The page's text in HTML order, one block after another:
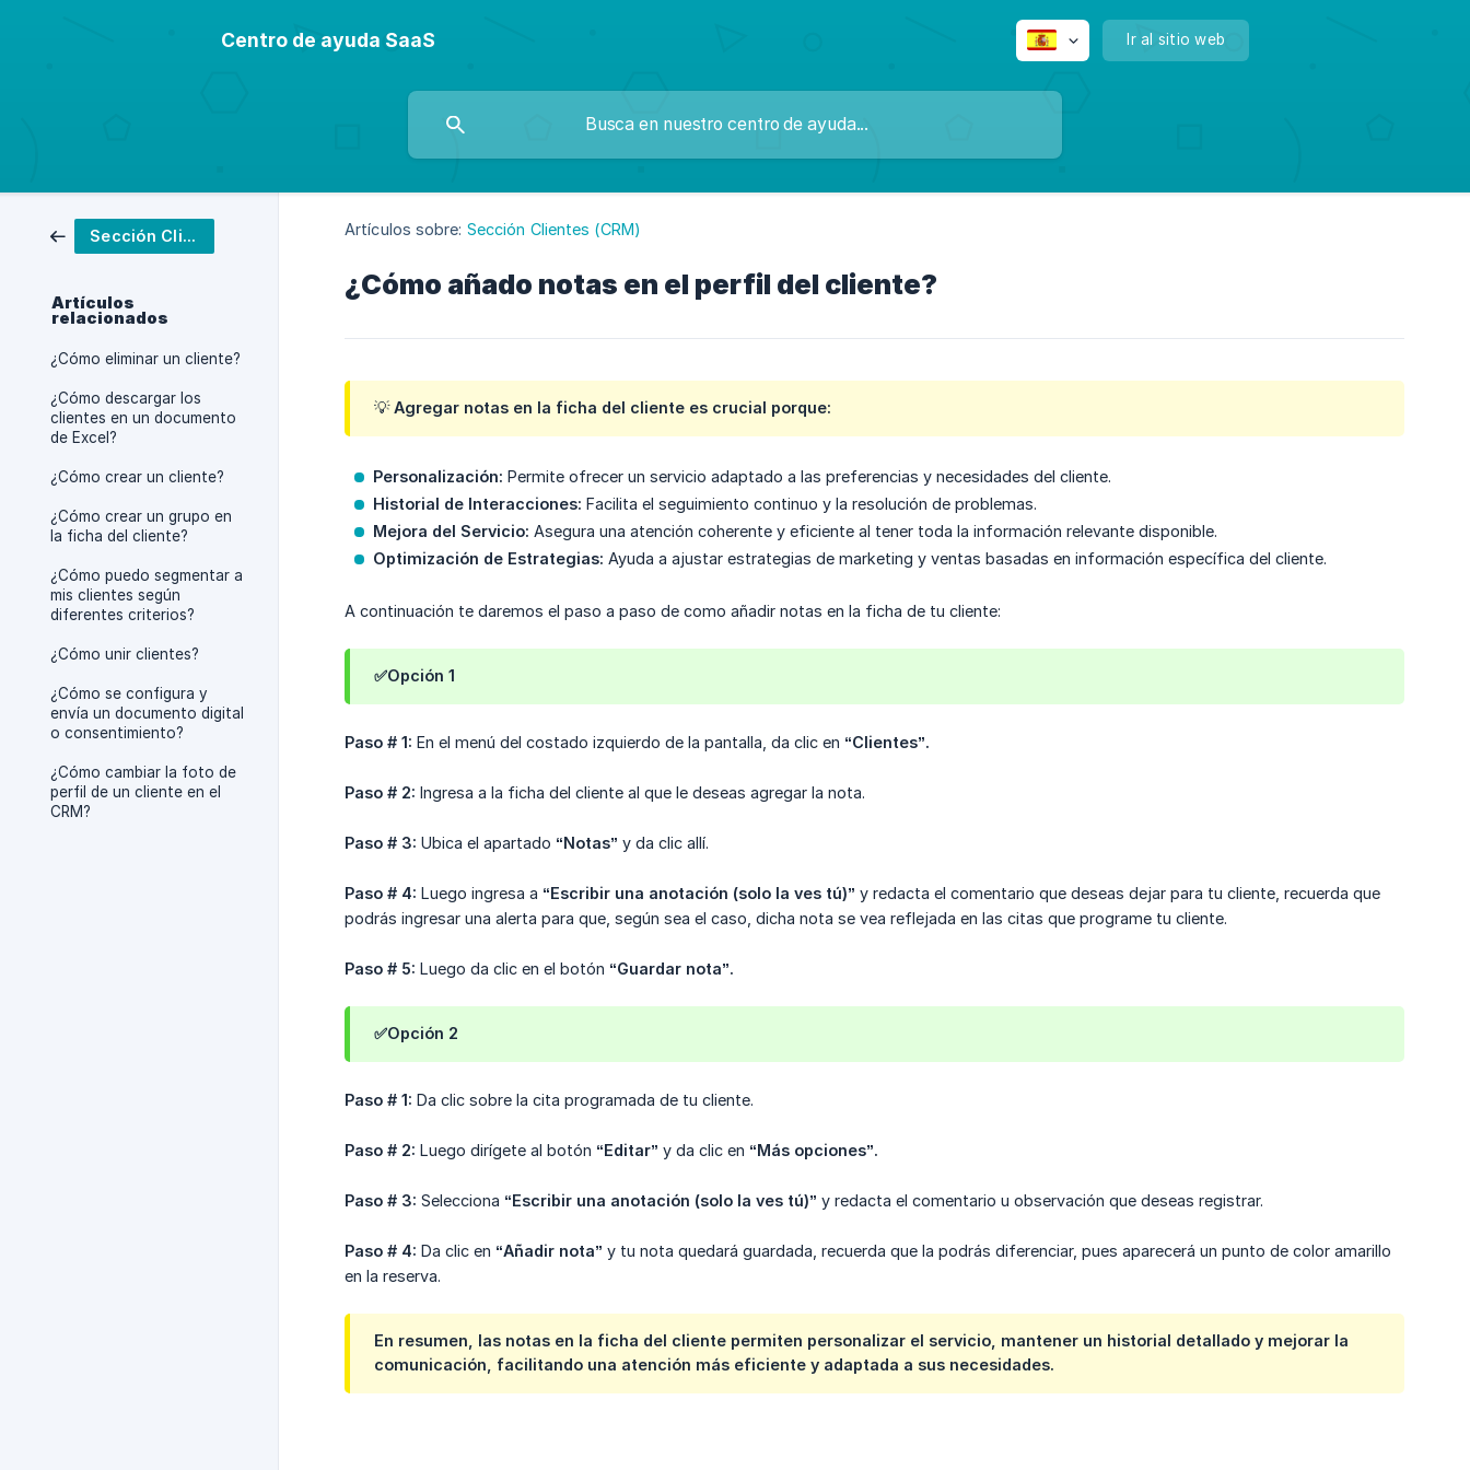
Centro de ayuda SaaS Ir al sitio web
Sección Clientes (CRM)
Artículos
relacionados
¿Cómo eliminar un cliente?
¿Cómo descargar los
clientes en un documento
de Excel?
¿Cómo crear un cliente?
¿Cómo crear un grupo en
la ficha del cliente?
¿Cómo puedo segmentar a
mis clientes según
diferentes criterios?
¿Cómo unir clientes?
¿Cómo se configura y
envía un documento digital
o consentimiento?
¿Cómo cambiar la foto de
perfil de un cliente en el
CRM?
Artículos sobre: Sección Clientes (CRM)
¿Cómo añado notas en el perfil del cliente?
💡 Agregar notas en la ficha del cliente es crucial porque:
Personalización: Permite ofrecer un servicio adaptado a las preferencias y necesidades del cliente.
Historial de Interacciones: Facilita el seguimiento continuo y la resolución de problemas.
Mejora del Servicio: Asegura una atención coherente y eficiente al tener toda la información relevante disponible.
Optimización de Estrategias: Ayuda a ajustar estrategias de marketing y ventas basadas en información específica del cliente.
A continuación te daremos el paso a paso de como añadir notas en la ficha de tu cliente:
✅Opción 1
Paso # 1: En el menú del costado izquierdo de la pantalla, da clic en “Clientes”.
Paso # 2: Ingresa a la ficha del cliente al que le deseas agregar la nota.
Paso # 3: Ubica el apartado “Notas” y da clic allí.
Paso # 4: Luego ingresa a “Escribir una anotación (solo la ves tú)” y redacta el comentario que deseas dejar para tu cliente, recuerda que
podrás ingresar una alerta para que, según sea el caso, dicha nota se vea reflejada en las citas que programe tu cliente.
Paso # 5: Luego da clic en el botón “Guardar nota”.
✅Opción 2
Paso # 1: Da clic sobre la cita programada de tu cliente.
Paso # 2: Luego dirígete al botón “Editar” y da clic en “Más opciones”.
Paso # 3: Selecciona “Escribir una anotación (solo la ves tú)” y redacta el comentario u observación que deseas registrar.
Paso # 4: Da clic en “Añadir nota” y tu nota quedará guardada, recuerda que la podrás diferenciar, pues aparecerá un punto de color amarillo
en la reserva.
En resumen, las notas en la ficha del cliente permiten personalizar el servicio, mantener un historial detallado y mejorar la
comunicación, facilitando una atención más eficiente y adaptada a sus necesidades.